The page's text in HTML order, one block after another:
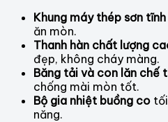
Khung máy thép sơn
ăn mòn.
Thanh hàn chất lượng
đẹp, không cháy màng.
Băng tải và con lăn chế
chống mài mòn tốt.
Bộ gia nhiệt buồng co
năng.